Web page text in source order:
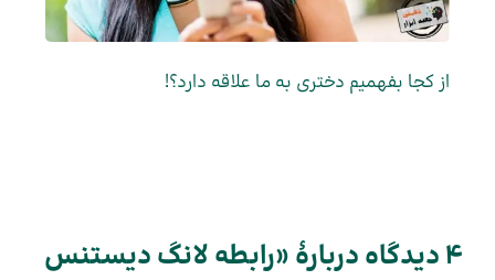
از کجا بفهمیم دختری به ما علاقه دارد؟!
4 دیدگاه دربارهٔ «رابطه لانگ دیستنس